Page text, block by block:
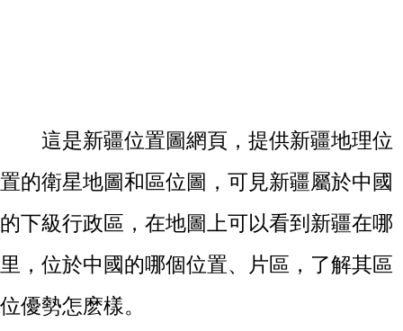
這是新疆位置圖網頁，提供新疆地理位
置的衛星地圖和區位圖，可見新疆屬於中國
的下級行政區，在地圖上可以看到新疆在哪
里，位於中國的哪個位置、片區，了解其區
位優勢怎麽樣。